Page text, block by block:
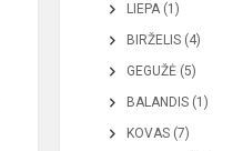
LIEPA (1)
BIRŽELIS (4)
GEGUŽĖ (5)
BALANDIS (1)
KOVAS (7)